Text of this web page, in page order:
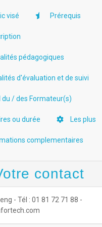
visé Prérequis
pédagogiques
d'évaluation et de suivi
du / des Formateur(s)
ou durée Les plus
complementaires
contact
- Tél : 01 81 72 71 88 -